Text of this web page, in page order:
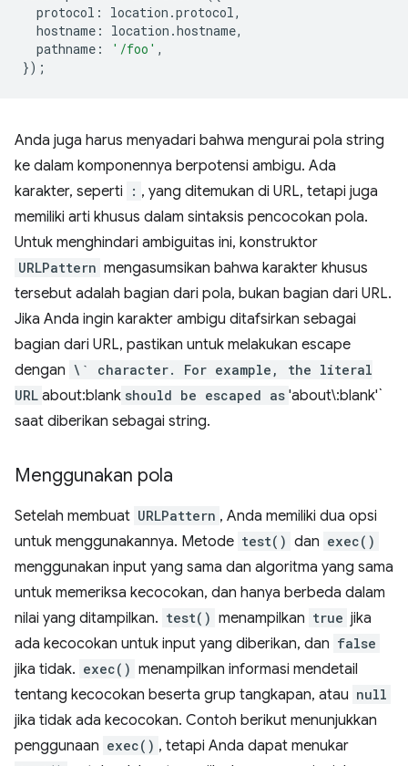
protocol : location .protocol,
hostname : location .hostname,
pathname : '/foo' ,
});
Anda juga harus menyadari bahwa mengurai pola string
ke dalam komponennya berpotensi ambigu. Ada
karakter, seperti
: , yang ditemukan di URL, tetapi juga
memiliki arti khusus dalam sintaksis pencocokan pola.
Untuk menghindari ambiguitas ini, konstruktor
URLPattern mengasumsikan bahwa karakter khusus
tersebut adalah bagian dari pola, bukan bagian dari URL.
Jika Anda ingin karakter ambigu ditafsirkan sebagai
bagian dari URL, pastikan untuk melakukan escape
dengan \` character. For example, the literal
URL about:blank should be escaped as 'about\:blank'`
saat diberikan sebagai string.
Menggunakan pola
Setelah membuat URLPattern , Anda memiliki dua opsi
untuk menggunakannya. Metode test() dan exec()
menggunakan input yang sama dan algoritma yang sama
untuk memeriksa kecocokan, dan hanya berbeda dalam
nilai yang ditampilkan. test() menampilkan true jika
ada kecocokan untuk input yang diberikan, dan false
jika tidak. exec() menampilkan informasi mendetail
tentang kecocokan beserta grup tangkapan, atau null
jika tidak ada kecocokan. Contoh berikut menunjukkan
penggunaan exec() , tetapi Anda dapat menukar